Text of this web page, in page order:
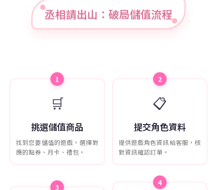
丞相請出山：破局儲值流程
1
🛒
挑選儲值商品
找到您要儲值的遊戲，選擇對
應的點券、月卡、禮包。
2
📋
提交角色資料
提供遊戲角色資訊給客服，核
對資訊確認訂單。
3 4